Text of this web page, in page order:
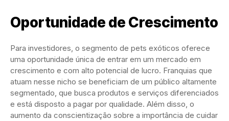
Oportunidade de Crescimento
Para investidores, o segmento de pets exóticos oferece
uma oportunidade única de entrar em um mercado em
crescimento e com alto potencial de lucro. Franquias que
atuam nesse nicho se beneficiam de um público altamente
segmentado, que busca produtos e serviços diferenciados
e está disposto a pagar por qualidade. Além disso, o
aumento da conscientização sobre a importância de cuidar